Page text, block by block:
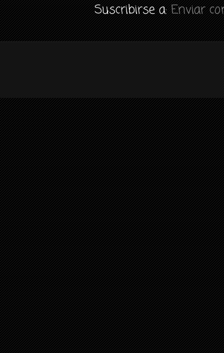
Suscribirse a:Enviar